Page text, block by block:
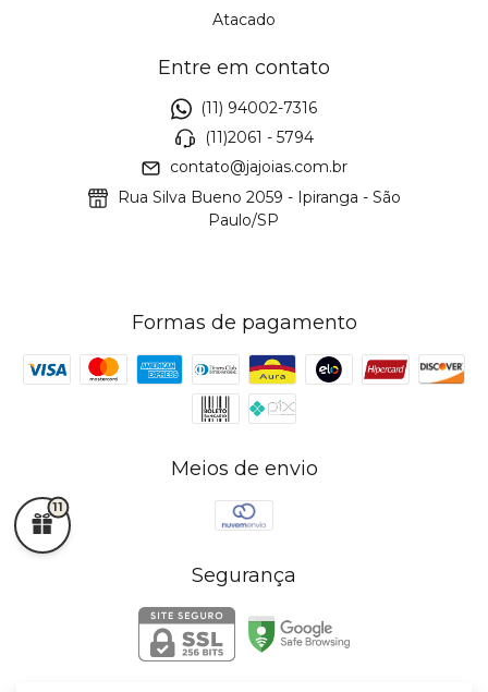
Atacado
Entre em contato
(11) 94002-7316
(11)2061 - 5794
contato@jajoias.com.br
Rua Silva Bueno 2059 - Ipiranga - São
Paulo/SP
Formas de pagamento
Meios de envio
Segurança
11